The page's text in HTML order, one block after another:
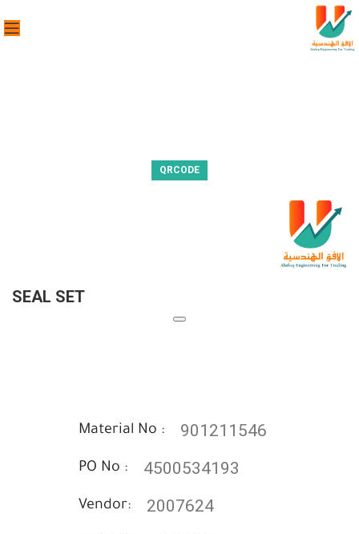
QRCODE
SEAL SET
Material No : 901211546
PO No : 4500534193
Vendor: 2007624